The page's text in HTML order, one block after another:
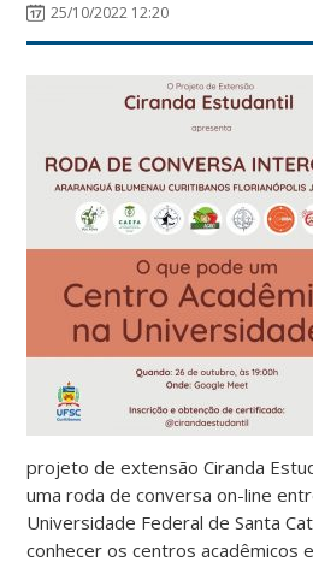
25/10/2022 12:20
projeto de extensão Ciranda
uma roda de conversa on-line
Universidade Federal de Santa
conhecer oscentros acadêmicos